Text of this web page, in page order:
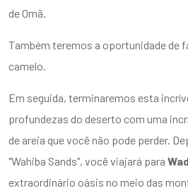
de Omã.
Também teremos a oportunidade de
camelo.
Em seguida, terminaremos esta
profundezas do deserto com uma
de areia que você não pode perder.
"Wahiba Sands", você viajará para
extraordinário oásis no meio das